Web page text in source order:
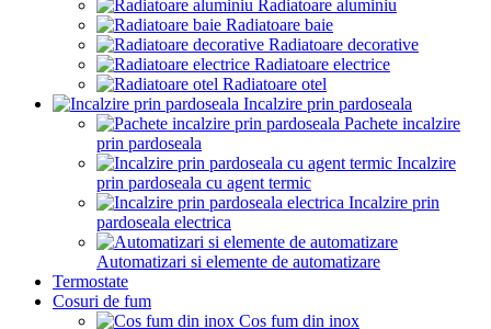
Radiatoare aluminiu
Radiatoare baie
Radiatoare decorative
Radiatoare electrice
Radiatoare otel
Incalzire prin pardoseala
Pachete incalzire
prin pardoseala
Incalzire
prin pardoseala cu agent termic
Incalzire prin
pardoseala electrica
Automatizari si elemente de automatizare
Termostate
Cosuri de fum
Cos fum din inox